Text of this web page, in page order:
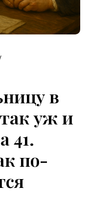
в
уж и
41.
по-